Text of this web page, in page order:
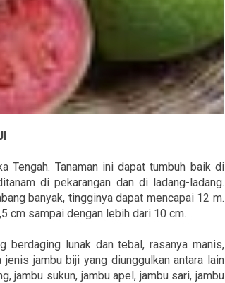
Tengah. Tanaman ini dapat tumbuh baik di
di pekarangan dan di ladang-ladang.
banyak, tingginya dapat mencapai 12 m.
cm sampai dengan lebih dari 10 cm.
berdaging lunak dan tebal, rasanya manis,
jambu biji yang diunggulkan antara lain
jambu sukun, jambu apel, jambu sari, jambu